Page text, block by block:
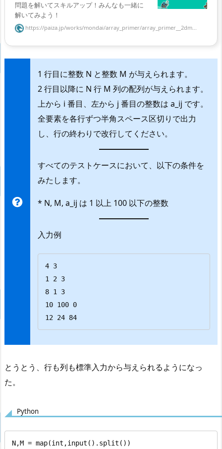
問題を解いてスキルアップ！みんなも一緒に
解いてみよう！
https://paiza.jp/works/mondai/array_primer/array_primer__2dm...
1 行目に整数 N と整数 M が与えられます。
2 行目以降に N 行 M 列の配列が与えられます。
上から i 番目、左から j 番目の整数は a_ij です。
全要素を各行ずつ半角スペース区切りで出力
し、行の終わりで改行してください。
すべてのテストケースにおいて、以下の条件を
みたします。
* N, M, a_ij は 1 以上 100 以下の整数
入力例
4 3
1 2 3
8 1 3
10 100 0
12 24 84
とうとう、行も列も標準入力から与えられるようになっ
た。
Python
N,M = map(int,input().split())